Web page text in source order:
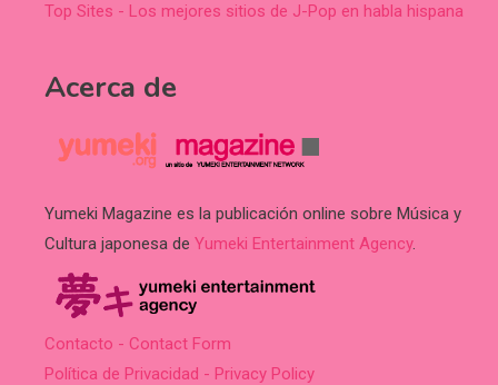
Top Sites - Los mejores sitios de J-Pop en habla hispana
Acerca de
Yumeki Magazine es la publicación online sobre Música y
Cultura japonesa de Yumeki Entertainment Agency.
Contacto - Contact Form
Política de Privacidad - Privacy Policy